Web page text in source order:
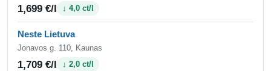
1,699 €/l ↓ 4,0 ct/l
Neste Lietuva
Jonavos g. 110, Kaunas
1,709 €/l ↓ 2,0 ct/l